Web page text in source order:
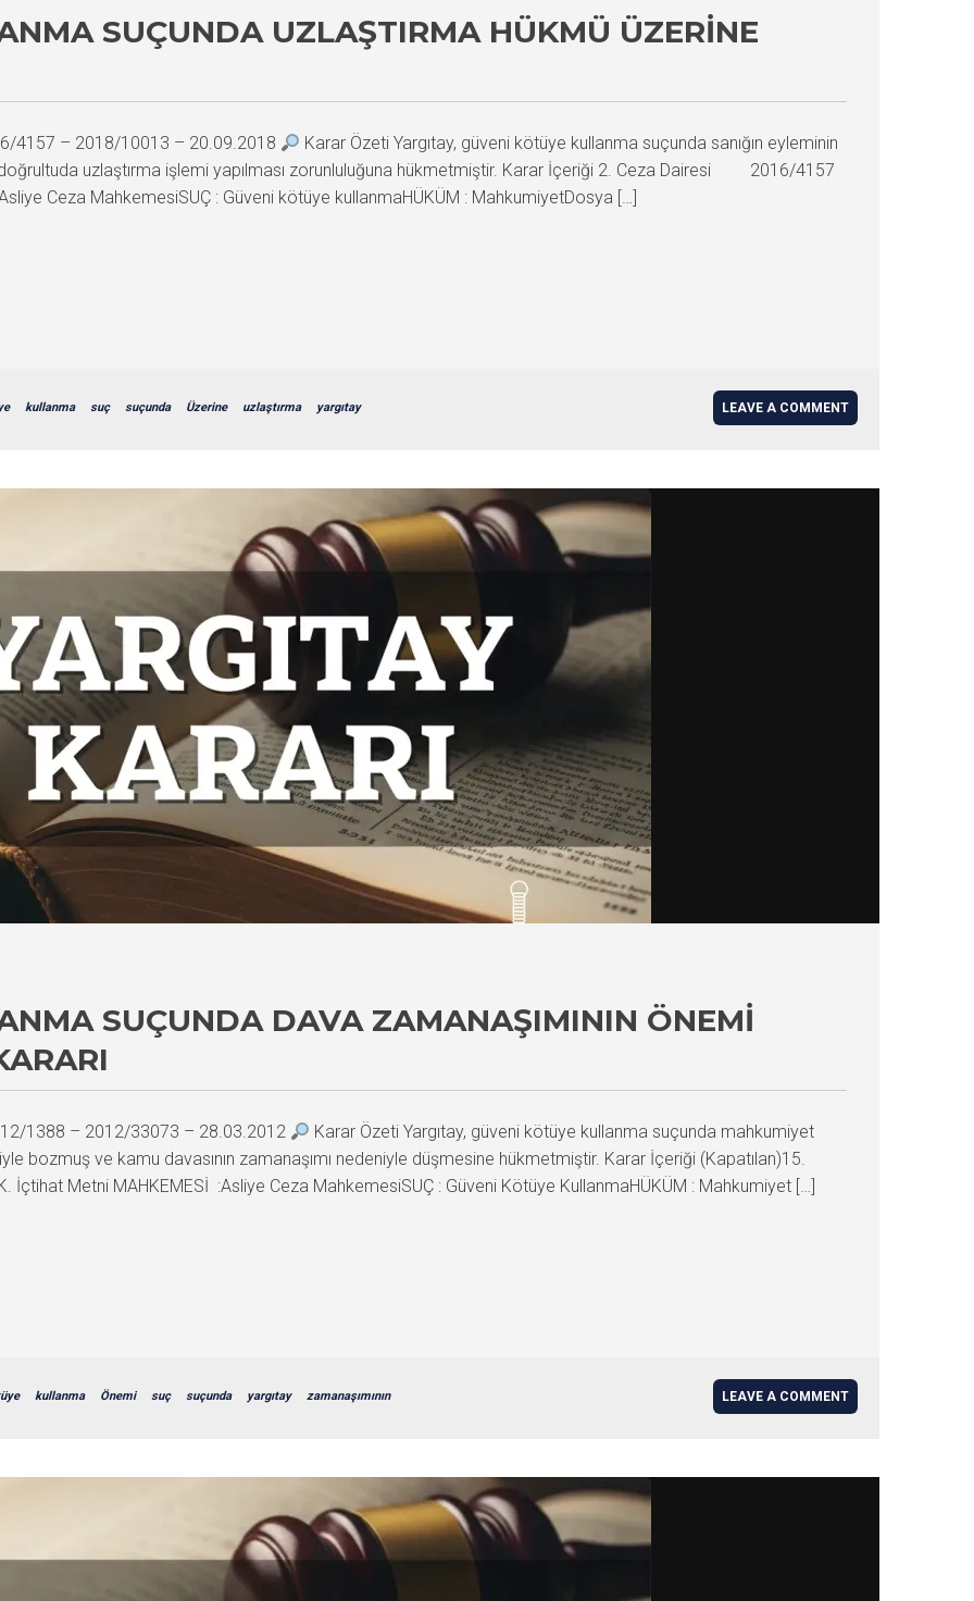
SUÇUNDA UZLAŞTIRMA HÜKMÜ ÜZERINE
4157 – 2018/10013 – 20.09.2018
Karar Özeti Yargıtay, güveni kötüye kullanma suçunda sanığın eyleminin
doğrultuda uzlaştırma işlemi yapılması zorunluluğuna hükmetmiştir. Karar İçeriği 2. Ceza Dairesi 2016/4157
Ceza MahkemesiSUÇ : Güveni kötüye kullanmaHÜKÜM : MahkumiyetDosya […]
kullanma suç suçunda Üzerine uzlaştırma yargıtay LEAVE A COMMENT
SUÇUNDA DAVA ZAMANAŞIMININ ÖNEMI
1388 – 2012/33073 – 28.03.2012
Karar Özeti Yargıtay, güveni kötüye kullanma suçunda mahkumiyet
bozmuş ve kamu davasının zamanaşımı nedeniyle düşmesine hükmetmiştir. Karar İçeriği (Kapatılan)15.
Metni MAHKEMESİ :Asliye Ceza MahkemesiSUÇ : Güveni Kötüye KullanmaHÜKÜM : Mahkumiyet […]
kullanma Önemi suç suçunda yargıtay zamanaşımının LEAVE A COMMENT